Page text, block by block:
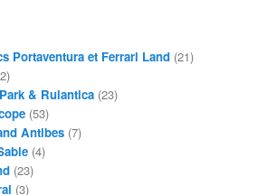
Portaventura et Ferrari Land (21)
& Rulantica (23)
(53)
Antibes (7)
(4)
(23)
(3)